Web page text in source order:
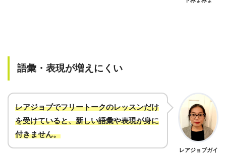
語彙・表現が増えにくい
レアジョブでフリートークのレッスンだけ
を受けていると、新しい語彙や表現が身に
付きません。
レアジョブガイ